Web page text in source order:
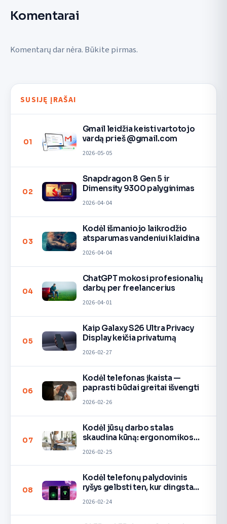
Komentarai
Komentarų dar nėra. Būkite pirmas.
SUSIJĘ ĮRAŠAI
01
Gmail leidžia keisti vartotojo
vardą prieš @gmail.com
2026-05-05
02
Snapdragon 8 Gen 5 ir
Dimensity 9300 palyginimas
2026-04-04
03
Kodėl išmaniojo laikrodžio
atsparumas vandeniui klaidina
2026-04-04
04
ChatGPT mokosi profesionalių
darbų per freelancerius
2026-04-01
05
Kaip Galaxy S26 Ultra Privacy
Display keičia privatumą
2026-02-27
06
Kodėl telefonas įkaista —
paprasti būdai greitai išvengti
2026-02-26
07
Kodėl jūsų darbo stalas
skaudina kūną: ergonomikos
2026-02-25
08
Kodėl telefonų palydovinis
ryšys gelbsti ten, kur dingsta
2026-02-24